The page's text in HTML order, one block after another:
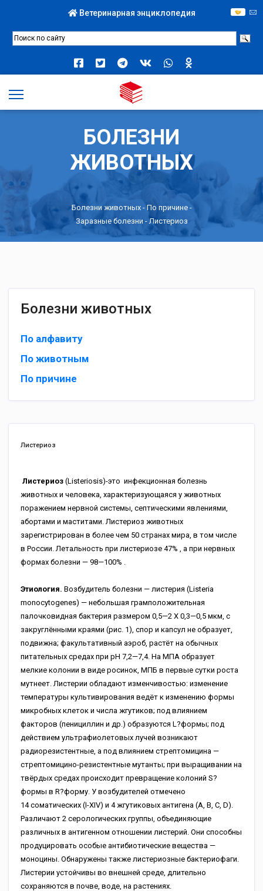
Ветеринарная энциклопедия
БОЛЕЗНИ
ЖИВОТНЫХ
Болезни животных -По причине-
Заразные болезни- Листериоз
Болезни животных
По алфавиту
По животным
По причине
Листериоз
Листериоз (Listeriosis)-это инфекционная болезнь
животных и человека, характеризующаяся у животных
поражением нервной системы, септическими явлениями,
абортами и маститами. Листериоз животных
зарегистрирован в более чем 50 странах мира, в том числе
в России. Летальность при листериозе 47% , а при нервных
формах болезни — 98—100% .
Этиология. Возбудитель болезни — листерия (Listeria
monocytogenes) — небольшая грамположительная
палочковидная бактерия размером 0,5—2 X 0,3—0,5 мкм, с
закруглёнными краями (рис. 1), спор и капсул не образует,
подвижна; факультативный аэроб, растёт на обычных
питательных средах при pH 7,2—7,4. На МПА образует
мелкие колонии в виде росинок, МПБ в первые сутки роста
мутнеет. Листерии обладают изменчивостью: изменение
температуры культивирования ведёт к изменению формы
микробных клеток и числа жгутиков; под влиянием
факторов (пенициллин и др.) образуются L?формы; под
действием ультрафиолетовых лучей возникают
радиорезистентные, а под влиянием стрептомицина —
стрептомицино-резистентные мутанты; при выращивании на
твёрдых средах происходит превращение колоний S?
формы в R?форму. У возбудителей отмечено
14 соматических (I-XIV) и 4 жгутиковых антигена (A, B, C, D).
Различают 2 серологических группы, объединяющие
различных в антигенном отношении листерий. Они способны
продуцировать особые антибиотические вещества —
моноцины. Обнаружены также листериозные бактериофаги.
Листерии устойчивы во внешней среде, длительно
сохраняются в почве, воде, на растениях.